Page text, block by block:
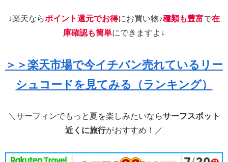
↓楽天ならポイント還元でお得にお買い物♪種類も豊富で在
庫確認も簡単にできますよ↓
＞＞楽天市場で今イチバン売れているリー
シュコードを見てみる（ランキング）
＼サーフィンでもっと夏を楽しみたいならサーフスポット
近くに旅行がおすすめ！／